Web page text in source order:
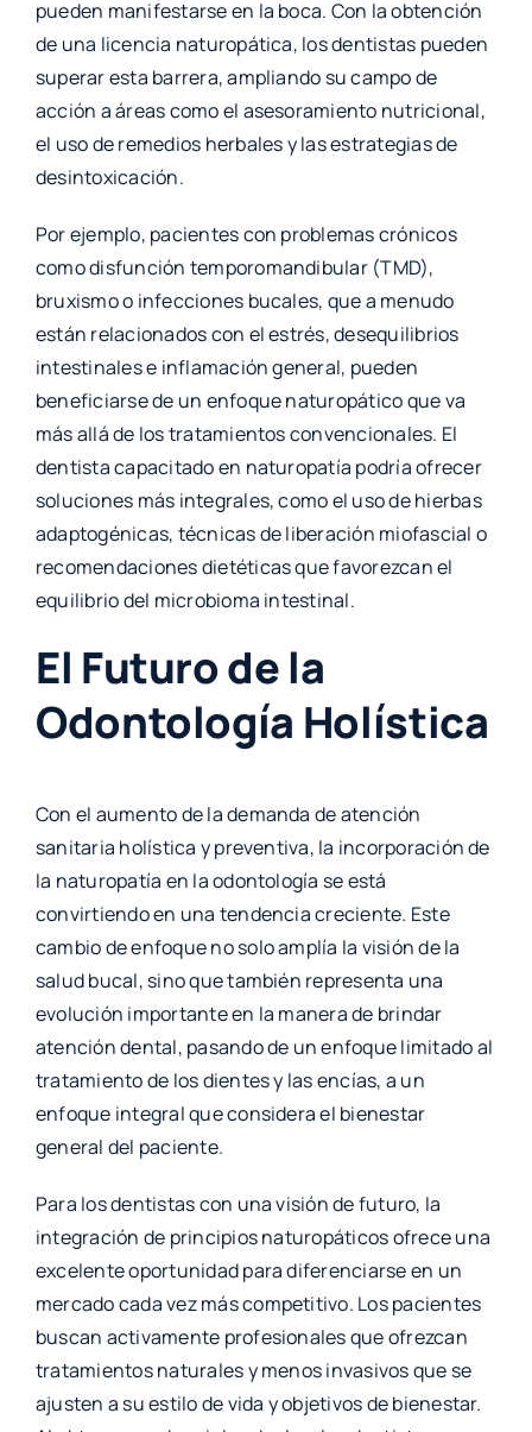
pueden manifestarse en la boca. Con la obtención
de una licencia naturopática, los dentistas pueden
superar esta barrera, ampliando su campo de
acción a áreas como el asesoramiento nutricional,
el uso de remedios herbales y las estrategias de
desintoxicación.
Por ejemplo, pacientes con problemas crónicos
como disfunción temporomandibular (TMD),
bruxismo o infecciones bucales, que a menudo
están relacionados con el estrés, desequilibrios
intestinales e inflamación general, pueden
beneficiarse de un enfoque naturopático que va
más allá de los tratamientos convencionales. El
dentista capacitado en naturopatía podría ofrecer
soluciones más integrales, como el uso de hierbas
adaptogénicas, técnicas de liberación miofascial o
recomendaciones dietéticas que favorezcan el
equilibrio del microbioma intestinal.
El Futuro de la
Odontología Holística
Con el aumento de la demanda de atención
sanitaria holística y preventiva, la incorporación de
la naturopatía en la odontología se está
convirtiendo en una tendencia creciente. Este
cambio de enfoque no solo amplía la visión de la
salud bucal, sino que también representa una
evolución importante en la manera de brindar
atención dental, pasando de un enfoque limitado al
tratamiento de los dientes y las encías, a un
enfoque integral que considera el bienestar
general del paciente.
Para los dentistas con una visión de futuro, la
integración de principios naturopáticos ofrece una
excelente oportunidad para diferenciarse en un
mercado cada vez más competitivo. Los pacientes
buscan activamente profesionales que ofrezcan
tratamientos naturales y menos invasivos que se
ajusten a su estilo de vida y objetivos de bienestar.